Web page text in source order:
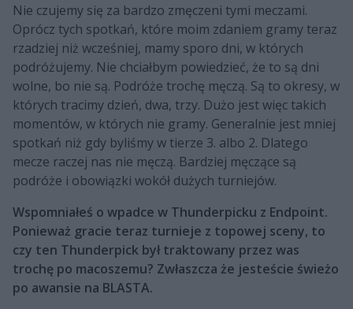
Nie czujemy się za bardzo zmęczeni tymi meczami.
Oprócz tych spotkań, które moim zdaniem gramy teraz
rzadziej niż wcześniej, mamy sporo dni, w których
podróżujemy. Nie chciałbym powiedzieć, że to są dni
wolne, bo nie są. Podróże trochę męczą. Są to okresy, w
których tracimy dzień, dwa, trzy. Dużo jest więc takich
momentów, w których nie gramy. Generalnie jest mniej
spotkań niż gdy byliśmy w tierze 3. albo 2. Dlatego
mecze raczej nas nie męczą. Bardziej męczące są
podróże i obowiązki wokół dużych turniejów.
Wspomniałeś o wpadce w Thunderpicku z Endpoint.
Ponieważ gracie teraz turnieje z topowej sceny, to
czy ten Thunderpick był traktowany przez was
trochę po macoszemu? Zwłaszcza że jesteście świeżo
po awansie na BLASTA.